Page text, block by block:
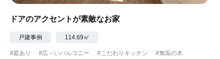
ドアのアクセントが素敵なお家
戸建事例 114.69㎡
#庭あり #広～いバルコニー #こだわりキッチン
#無垢の木